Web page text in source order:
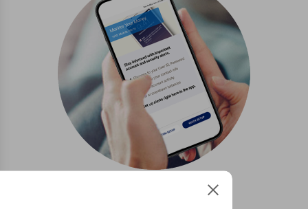
Configurar Alertas³